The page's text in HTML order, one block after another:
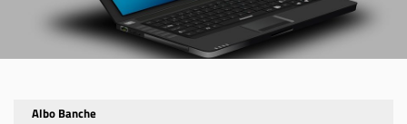
Albo Banche